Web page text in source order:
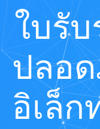
ใบรั
ปลอ
อิเล็